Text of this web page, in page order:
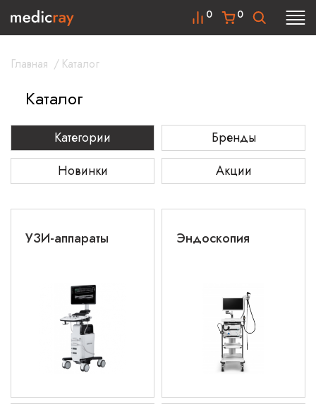
0
0
Главная / Каталог
Каталог
Категории
Бренды
Новинки
Акции
УЗИ-аппараты Эндоскопия